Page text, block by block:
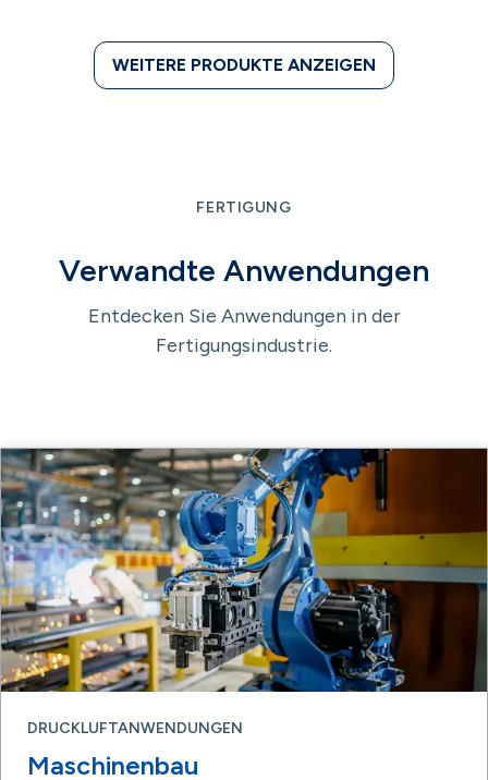
WEITERE PRODUKTE ANZEIGEN
FERTIGUNG
Verwandte Anwendungen
Entdecken Sie Anwendungen in der
Fertigungsindustrie.
DRUCKLUFTANWENDUNGEN
Maschinenbau